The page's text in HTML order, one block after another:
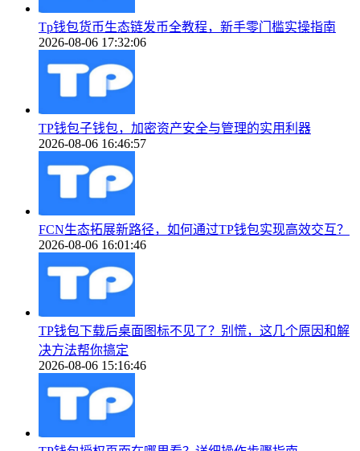
Tp钱包货币生态链发币全教程，新手零门槛实操指南
2026-08-06 17:32:06
TP钱包子钱包，加密资产安全与管理的实用利器
2026-08-06 16:46:57
FCN生态拓展新路径，如何通过TP钱包实现高效交互？
2026-08-06 16:01:46
TP钱包下载后桌面图标不见了？别慌，这几个原因和解
决方法帮你搞定
2026-08-06 15:16:46